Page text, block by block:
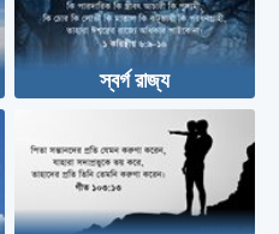
স্বর্গ রাজ্য